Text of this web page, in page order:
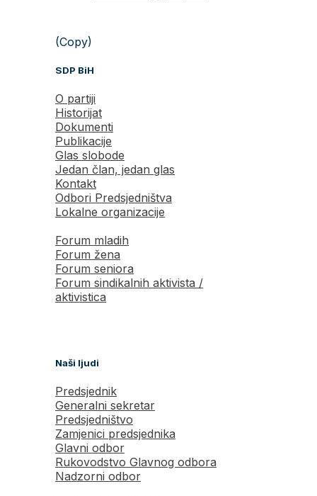
(Copy)
SDP BiH
O partiji
Historijat
Dokumenti
Publikacije
Glas slobode
Jedan član, jedan glas
Kontakt
Odbori Predsjedništva
Lokalne organizacije
Forum mladih
Forum žena
Forum seniora
Forum sindikalnih aktivista /
aktivistica
Naši ljudi
Predsjednik
Generalni sekretar
Predsjedništvo
Zamjenici predsjednika
Glavni odbor
Rukovodstvo Glavnog odbora
Nadzorni odbor